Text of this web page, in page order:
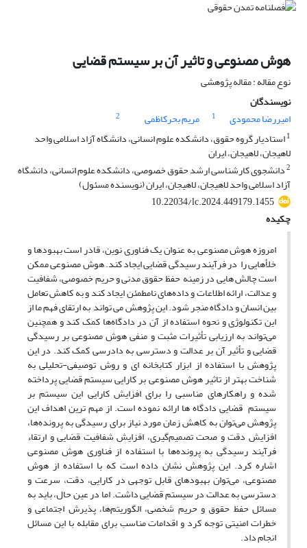
هوش مصنوعی و تاثیر آن بر سیستم قضایی
نوع مقاله : مقاله پژوهشی
نویسندگان
امیررضا محمودی
1 مریم بحرکاظمی
2
1استادیار گروه حقوق، دانشکده علوم انسانی، دانشگاه آزاد اسلامی واحد
لاهیجان، لاهیجان، ایران
2دانشجوی کارشناسی ارشد حقوق خصوصی، دانشکده علوم انسانی، دانشگاه
آزاد اسلامی واحد لاهیجان، لاهیجان، ایران (نویسنده مسئول)
10.22034/lc.2024.449179.1455
چکیده
امروزه هوش مصنوعی به عنوان یک فناوری نوین، قادر است بهبودها و
خلأهایی را در فرآیند رسیدگی قضایی ایجاد کند. هوش مصنوعی ممکن
است چالش هایی در زمینه حفظ حقوق مدنی و حریم خصوصی، شفافیت
و عدالت، ارائه اطلاعات و داده‌های نامطمئن ایجاد کند و به کاهش تعامل
بین انسان و دادگاه منجر شود. این پژوهش می تواند به ارتقای فهم ما از
این تکنولوژی و نحوه استفاده‌ از آن در دادگاه‌ها کمک کند و همچنین
می‌تواند به ارزیابی تأثیرات مثبت و منفی هوش مصنوعی بر رسیدگی
قضایی و تأثیر آن بر عدالت و دسترسی به دادرسی کمک کند. در این
پژوهش با استفاده از ابزار کتابخانه ای و روش توصیفی-تحلیلی به
شناخت بهتر از تاثیر هوش مصنوعی بر کارایی سیستم قضایی پرداخته
شده و راهکارهای مناسبی را برای افزایش کارایی این سیستم بر
سیستم قضایی دادگاه ها ارائه نموده است. از مهم ترین اهداف این
پژوهش می‌توان به کاهش زمان مورد نیاز برای رسیدگی به پرونده‌ها،
افزایش دقت و صحت تصمیم‌گیری، افزایش شفافیت قضایی و ارتقاء
فرآیند رسیدگی به پرونده‌ها با استفاده از فناوری هوش مصنوعی
اشاره کرد. این پژوهش‌ نشان داده‌ است که با استفاده از هوش
مصنوعی، می‌توان بهبود‌های قابل توجهی در کارایی، دقت، سرعت و
دسترسی به عدالت در سیستم قضایی داشت. اما در عین حال، باید به
مسائل حفظ حقوق و حریم شخصی، الگوریتم‌ها، پذیرش اجتماعی و
خطرات امنیتی توجه کرد و اقدامات مناسب برای مقابله با این مسائل
انجام داد.